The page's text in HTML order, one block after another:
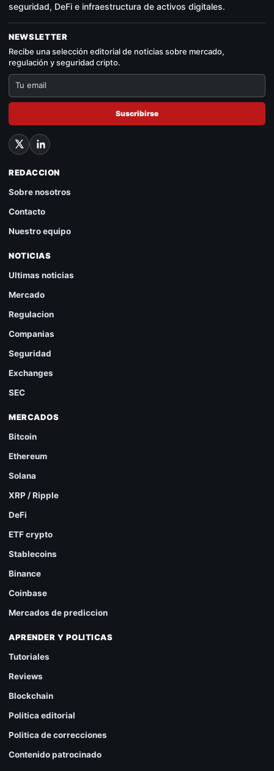
seguridad, DeFi e infraestructura de activos digitales.
NEWSLETTER
Recibe una selección editorial de noticias sobre mercado,
regulación y seguridad cripto.
Suscribirse
REDACCION
Sobre nosotros
Contacto
Nuestro equipo
NOTICIAS
Ultimas noticias
Mercado
Regulacion
Companias
Seguridad
Exchanges
SEC
MERCADOS
Bitcoin
Ethereum
Solana
XRP / Ripple
DeFi
ETF crypto
Stablecoins
Binance
Coinbase
Mercados de prediccion
APRENDER Y POLITICAS
Tutoriales
Reviews
Blockchain
Politica editorial
Politica de correcciones
Contenido patrocinado